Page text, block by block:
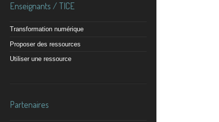
Enseignants / TICE
Transformation numérique
Proposer des ressources
Utiliser une ressource
Partenaires